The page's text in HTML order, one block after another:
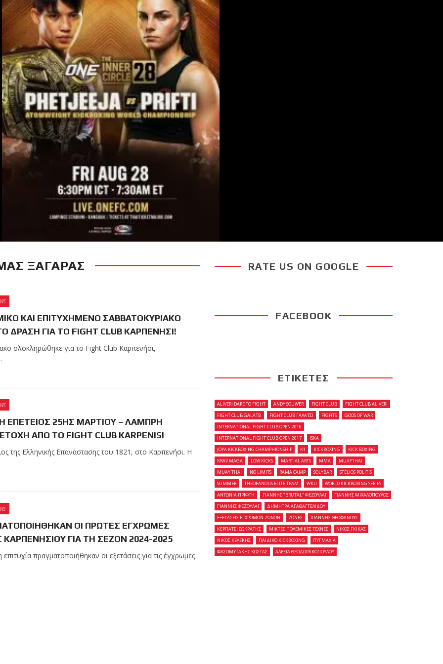
RECENT POSTS
της απέναντι
την υποστήριξη
με επιτυχία τις
ζωνών!
σεμινάριο
Gracie στο Fight
Gracie Red Belt
Fight Club Galatsi..!
ΞΑΓΑΡΑΣ
ΚΑΙ ΕΠΙΤΥΧΗΜΕΝΟ ΣΑΒΒΑΤΟΚΥΡΙΑΚΟ
ΔΡΑΣΗ ΓΙΑ ΤΟ FIGHT CLUB ΚΑΡΠΕΝΗΣΙ!
ολοκληρώθηκε για το Fight Club Καρπενήσι,
ΕΠΕΤΕΙΟΣ 25ΗΣ ΜΑΡΤΙΟΥ – ΛΑΜΠΡΗ
ΑΠΟ ΤΟ FIGHT CLUB KARPENISI
της Ελληνικής Επανάστασης του 1821, στο Καρπενήσι. Η
ΟΙ ΠΡΩΤΕΣ ΕΓΧΡΩΜΕΣ
ΚΑΡΠΕΝΗΣΙΟΥ ΓΙΑ ΤΗ ΣΕΖΟΝ 2024-2025
πραγματοποιήθηκαν οι εξετάσεις για τις έγχρωμες
RATE US ON GOOGLE
FACEBOOK
ΕΤΙΚΕΤΕΣ
ALIVERI DARE TO FIGHT ANDY SOUWER FIGHT CLUB
FIGHT CLUB ALIVERI
FIGHT CLUB GALATSI
FIGHT CLUB ΓΑΛΑΤΣΙ FIGHTS
GODS OF WAR
INTERNATIONAL FIGHT CLUB OPEN 2016
INTERNATIONAL FIGHT CLUB OPEN 2017
ISKA
JOYA KICKBOXING CHAMPHIONSHIP
K1 KICKBOXING
KICK BOXING
KRAV MAGA
LOW KICKS MARTIAL ARTS MMA
MUAYTHAI
MUAY THAI
NO LIMITS RAMA CAMP SOLYBAR
STELIOS POLITIS
SUMMER
THEOFANOUS ELITE TEAM WKU
WORLD KICKBOXING SERIES
ΑΝΤΩΝΙΑ ΠΡΙΦΤΗ
ΓΙΑΝΝΗΣ "BRUTAL" ΦΕΖΟΥΛΑΪ
ΓΙΑΝΝΗΣ ΜΙΧΑΛΟΠΟΥΛΟΣ
ΓΙΑΝΝΗΣ ΦΕΖΟΥΛΑΪ
ΔΗΜΗΤΡΑ ΑΓΑΘΑΓΓΕΛΙΔΟΥ
ΕΞΕΤΑΣΕΙΣ ΕΓΧΡΩΜΩΝ ΖΩΝΩΝ
ΖΩΝΕΣ
ΙΩΑΝΝΗΣ ΘΕΟΦΑΝΟΥΣ
ΚΕΡΠΑΤΣΙ ΣΩΚΡΑΤΗΣ
ΜΙΚΤΕΣ ΠΟΛΕΜΙΚΕΣ ΤΕΧΝΕΣ
ΝΙΚΟΣ ΓΚΙΚΑΣ
ΝΙΚΟΣ ΚΕΛΕΚΗΣ
ΠΑΙΔΙΚΟ KICKBOXING
ΠΥΓΜΑΧΙΑ
ΦΑΣΟΜΥΤΑΚΗΣ ΚΩΣΤΑΣ
ΑΛΕΞΙΑ ΘΕΟΔΩΡΑΚΟΠΟΥΛΟΥ